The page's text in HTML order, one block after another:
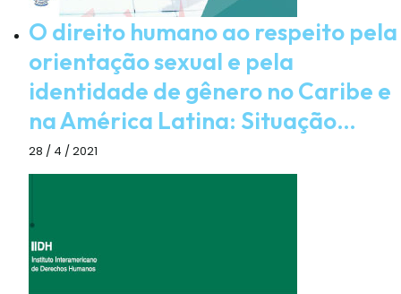
O direito humano ao respeito pela
orientação sexual e pela
identidade de gênero no Caribe e
na América Latina: Situação…
28 / 4 / 2021